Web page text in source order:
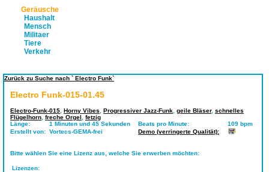
Geräusche
Haushalt
Mensch
Militaer
Tiere
Verkehr
Zurück zu Suche nach ` Electro Funk`
Electro Funk-015-01.45
Electro-Funk-015 Horny Vibes Progressiver Jazz-Funk geile Bläser, schnelles
Flügelhorn freche Orgel
fetzig
Länge:
1 Minuten und 45 Sekunden Beats pro Minute:
109 bpm
Erstellt von: Vortecs-GEMA-frei Demo (verringerte Qualität):
Bitte wählen Sie eine Lizenz aus, welche Sie erwerben möchten:
Lizenzen: